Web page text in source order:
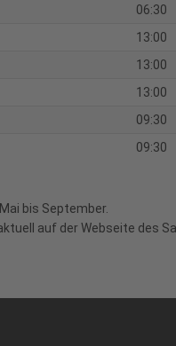
06:30
13:00
13:00
13:00
09:30
09:30
bis September.
auf der Webseite des